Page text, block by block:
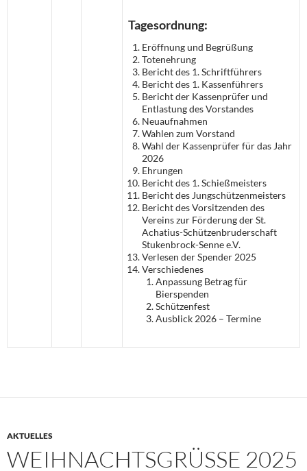
Tagesordnung:
Eröffnung und Begrüßung
Totenehrung
Bericht des 1. Schriftführers
Bericht des 1. Kassenführers
Bericht der Kassenprüfer und
Entlastung des Vorstandes
Neuaufnahmen
Wahlen zum Vorstand
Wahl der Kassenprüfer für das Jahr
2026
Ehrungen
Bericht des 1. Schießmeisters
Bericht des Jungschützenmeisters
Bericht des Vorsitzenden des
Vereins zur Förderung der St.
Achatius-Schützenbruderschaft
Stukenbrock-Senne e.V.
Verlesen der Spender 2025
Verschiedenes
Anpassung Betrag für
Bierspenden
Schützenfest
Ausblick 2026 – Termine
AKTUELLES
WEIHNACHTSGRÜSSE 2025